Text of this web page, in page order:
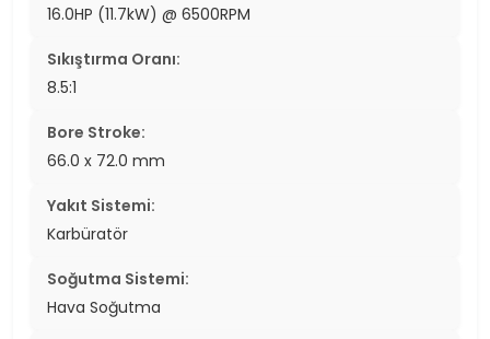
16.0HP (11.7kW) @ 6500RPM
Sıkıştırma Oranı:
8.5:1
Bore Stroke:
66.0 x 72.0 mm
Yakıt Sistemi:
Karbüratör
Soğutma Sistemi:
Hava Soğutma